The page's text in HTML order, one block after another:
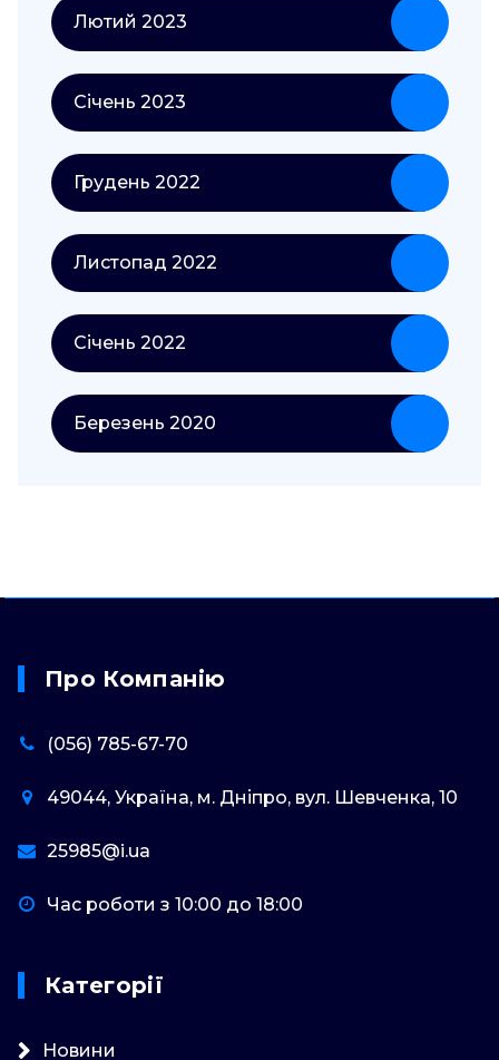
Лютий 2023
Січень 2023
Грудень 2022
Листопад 2022
Січень 2022
Березень 2020
Про Компанію
(056) 785-67-70
49044, Україна, м. Дніпро, вул. Шевченка, 10
25985@i.ua
Час роботи з 10:00 до 18:00
Категорії
Новини